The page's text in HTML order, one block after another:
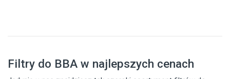
Filtry do BBA w najlepszych cenach